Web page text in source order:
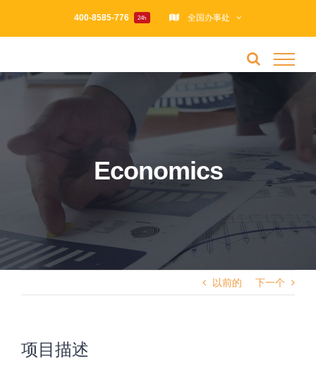
400-8585-776 24h 全国办事处
Economics
以前的 下一个
项目描述